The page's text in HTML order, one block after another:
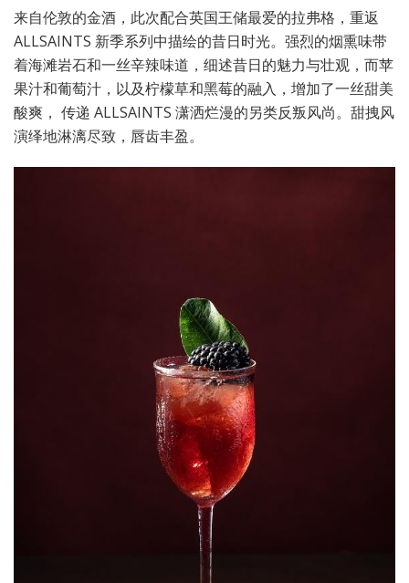
来自伦敦的金酒，此次配合英国王储最爱的拉弗格，重返
ALLSAINTS 新季系列中描绘的昔日时光。强烈的烟熏味带
着海滩岩石和一丝辛辣味道，细述昔日的魅力与壮观，而苹
果汁和葡萄汁，以及柠檬草和黑莓的融入，增加了一丝甜美
酸爽， 传递 ALLSAINTS 潇洒烂漫的另类反叛风尚。甜拽风
演绎地淋漓尽致，唇齿丰盈。